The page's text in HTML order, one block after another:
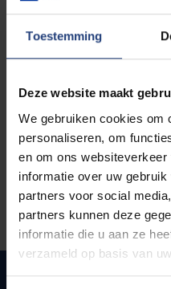
Toestemming
Deze website maakt
We gebruiken cookies om
personaliseren, om
en om ons
informatie over uw
partners voor social
partners kunnen deze
informatie die u aan ze
verzameld op basis van